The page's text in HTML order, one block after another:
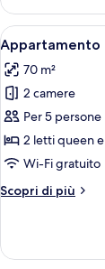
Junior
Apri
tutte
le
foto
per
Exclusive
11
Appartamento
70 m²
2 camere
Per 5 persone
2 letti queen e
Wi-Fi gratuito
Scopri di più
Altri
Exclusive